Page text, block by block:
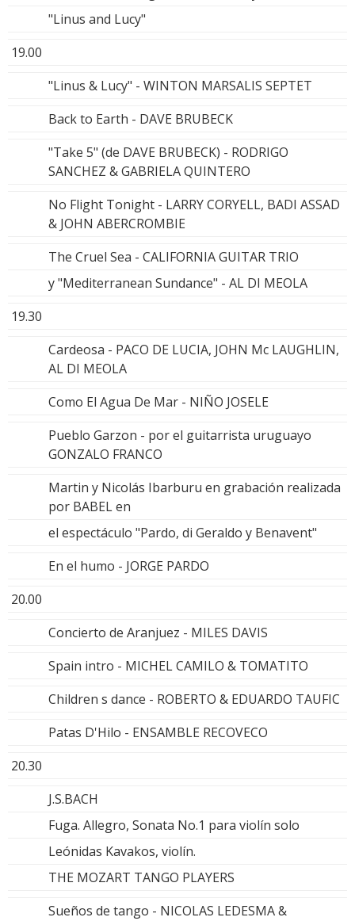
"Linus and Lucy"
19.00
"Linus & Lucy" - WINTON MARSALIS SEPTET
Back to Earth - DAVE BRUBECK
"Take 5" (de DAVE BRUBECK) - RODRIGO
SANCHEZ & GABRIELA QUINTERO
No Flight Tonight - LARRY CORYELL, BADI ASSAD
& JOHN ABERCROMBIE
The Cruel Sea - CALIFORNIA GUITAR TRIO
y "Mediterranean Sundance" - AL DI MEOLA
19.30
Cardeosa - PACO DE LUCIA, JOHN Mc LAUGHLIN,
AL DI MEOLA
Como El Agua De Mar - NIÑO JOSELE
Pueblo Garzon - por el guitarrista uruguayo
GONZALO FRANCO
Martin y Nicolás Ibarburu en grabación realizada
por BABEL en
el espectáculo "Pardo, di Geraldo y Benavent"
En el humo - JORGE PARDO
20.00
Concierto de Aranjuez - MILES DAVIS
Spain intro - MICHEL CAMILO & TOMATITO
Children s dance - ROBERTO & EDUARDO TAUFIC
Patas D'Hilo - ENSAMBLE RECOVECO
20.30
J.S.BACH
Fuga. Allegro, Sonata No.1 para violín solo
Leónidas Kavakos, violín.
THE MOZART TANGO PLAYERS
Sueños de tango - NICOLAS LEDESMA &